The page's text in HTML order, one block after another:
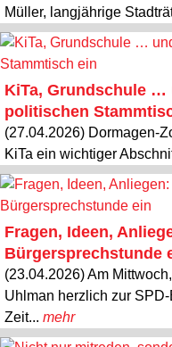
Müller, langjährige
KiTa, Grundschule …
politischen
(27.04.2026) Dormagen-
KiTa ein wichtiger
Fragen, Ideen,
Bürgersprechstunde
(23.04.2026) Am
Uhlman herzlich zur
Zeit... mehr